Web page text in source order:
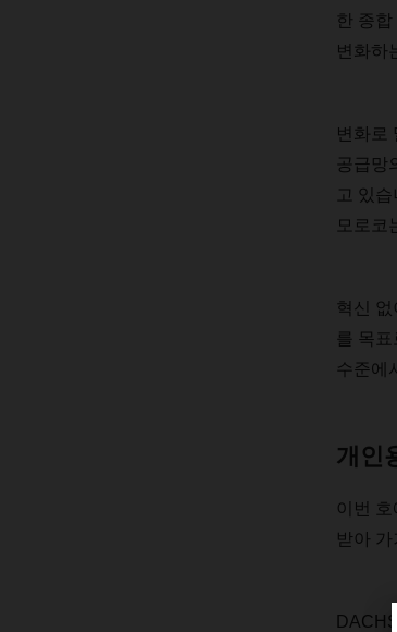
한 종합
변화하는
변화로
공급망의
고 있습
모로코는
혁신 없
를 목표
수준에서
개인
이번 호
받아 가